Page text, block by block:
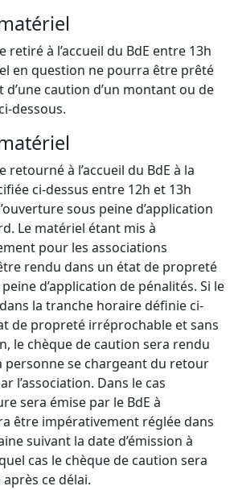
retiré à l’accueil du BdE entre 13h
en question ne pourra être prêté
d’une caution d’un montant ou de
dessous.
à l’accueil du BdE à la
ci-dessus entre 12h et 13h
sous peine d’application
Le matériel étant mis à
pour les associations
rendu dans un état de propreté
d’application de pénalités. Si le
la tranche horaire définie ci-
de propreté irréprochable et sans
le chèque de caution sera rendu
personne se chargeant du retour
l’association. Dans le cas
sera émise par le BdE à
être impérativement réglée dans
suivant la date d’émission à
cas le chèque de caution sera
ce délai.